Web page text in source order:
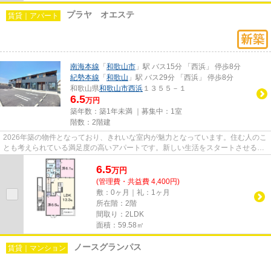
賃貸｜アパート プラヤ オエステ
南海本線 「 和歌山市 」駅 バス15分 「西浜」 停歩8分
紀勢本線 「 和歌山 」駅 バス29分 「西浜」 停歩8分
和歌山県和歌山市西浜 １３５５－１
6.5万円
築年数：築1年未満 ｜募集中： 1室
階数：2階建
2026年築の物件となっており、きれいな室内が魅力となっています。住む人のこ
とも考えられている満足度の高いアパートです。新しい生活をスタートさせるな
ら新築物件はいかがでしょう...
6.5万円
(管理費・共益費 4,400円)
敷：0ヶ月｜礼：1ヶ月
所在階：2階
間取り：2LDK
面積：59.58㎡
賃貸｜マンション ノースグランパス